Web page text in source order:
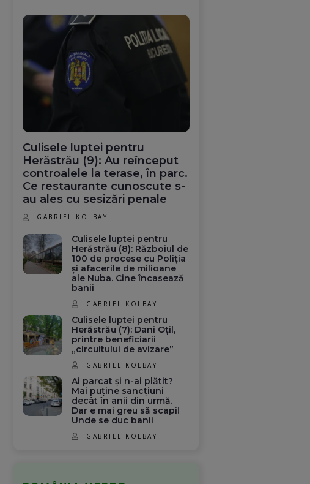
Culisele luptei pentru
Herăstrău (9): Au reînceput
controalele la terase, în parc.
Ce restaurante cunoscute s-
au ales cu sesizări penale
GABRIEL KOLBAY
Culisele luptei pentru
Herăstrău (8): Războiul de
100 de procese cu Poliția
și afacerile de milioane
ale Nuba. Cine încasează
banii
GABRIEL KOLBAY
Culisele luptei pentru
Herăstrău (7): Dani Oțil,
printre beneficiarii
„circuitului de avizare”
GABRIEL KOLBAY
Ai parcat și n-ai plătit?
Mai puține sancțiuni
decât în anii din urmă.
Dar e mai greu să scapi!
Unde se duc banii
GABRIEL KOLBAY